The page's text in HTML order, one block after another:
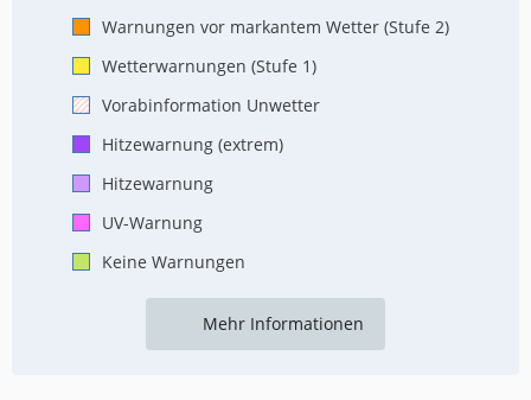
Warnungen vor markantem Wetter (Stufe 2)
Wetterwarnungen (Stufe 1)
Vorabinformation Unwetter
Hitzewarnung (extrem)
Hitzewarnung
UV-Warnung
Keine Warnungen
Mehr Informationen